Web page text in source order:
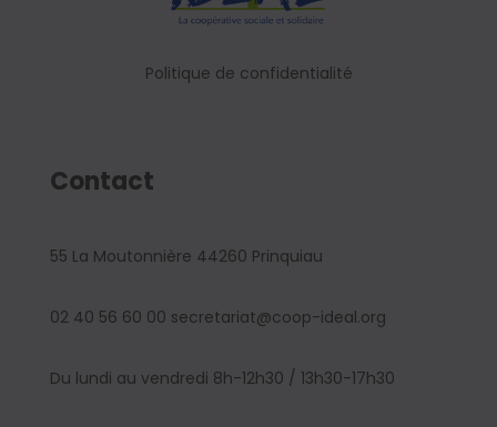
Politique de confidentialité
Contact
55 La Moutonnière 44260 Prinquiau
02 40 56 60 00 secretariat@coop-ideal.org
Du lundi au vendredi 8h-12h30 / 13h30-17h30